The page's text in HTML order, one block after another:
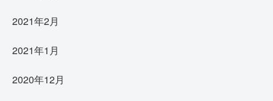
2021年2月
2021年1月
2020年12月